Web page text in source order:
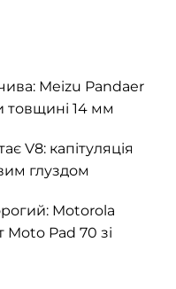
Meizu Pandaer
товщині 14 мм
V8: капітуляція
глуздом
Motorola
Pad 70 зі